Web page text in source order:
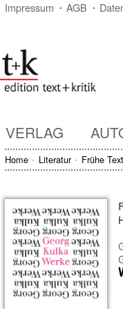
Impressum AGB
VERLAG
Home Literatur Frühe